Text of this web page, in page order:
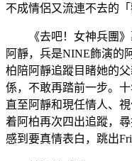
不成情侶又流連不去的「
《去吧！女神兵團》
阿靜，兵是NINE飾演的
柏陪阿靜追蹤目睹她的
係，不敢再踏前一步。
直至阿靜和現任情人、
着阿柏再次四出追蹤，
感到要真情表白，跳出